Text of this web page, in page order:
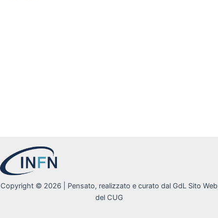
Copyright © 2026 | Pensato, realizzato e curato dal GdL Sito Web
del CUG